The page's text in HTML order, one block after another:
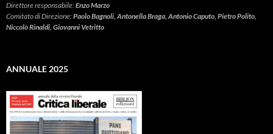
Direttore responsabile:Enzo Marzo
Comitato di Direzione:Paolo Bagnoli, Antonella Braga, Antonio Caputo, Pietro Polito,
Niccolò Rinaldi, Giovanni Vetritto
ANNUALE 2025